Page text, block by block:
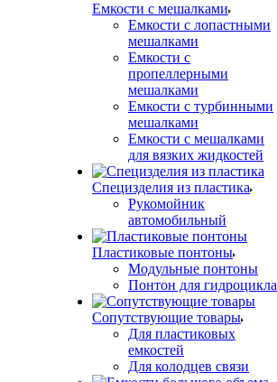
Емкости с мешалками
Емкости с лопастными
мешалками
Емкости с
пропеллерными
мешалками
Емкости с турбинными
мешалками
Емкости с мешалками
для вязких жидкостей
Специзделия из пластика
Рукомойник
автомобильный
Пластиковые понтоны
Модульные понтоны
Понтон для гидроцикла
Сопутствующие товары
Для пластиковых
емкостей
Для колодцев связи